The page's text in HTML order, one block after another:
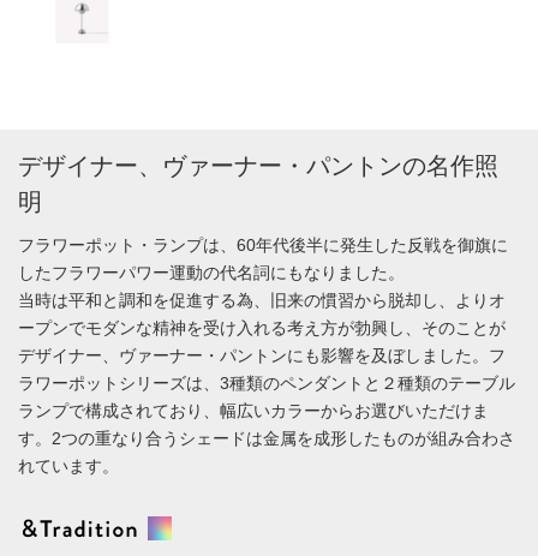
デザイナー、ヴァーナー・パントンの名作照
明
フラワーポット・ランプは、60年代後半に発生した反戦を御旗に
したフラワーパワー運動の代名詞にもなりました。
当時は平和と調和を促進する為、旧来の慣習から脱却し、よりオ
ープンでモダンな精神を受け入れる考え方が勃興し、そのことが
デザイナー、ヴァーナー・パントンにも影響を及ぼしました。フ
ラワーポットシリーズは、3種類のペンダントと２種類のテーブル
ランプで構成されており、幅広いカラーからお選びいただけま
す。2つの重なり合うシェードは金属を成形したものが組み合わさ
れています。